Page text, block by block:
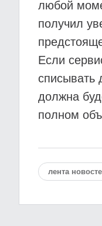
любой
получил
Если
списывать
должна
полном
лента